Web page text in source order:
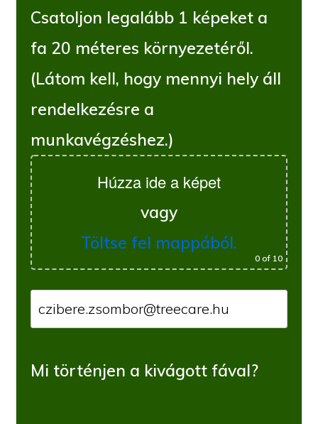
Csatoljon legalább 1 képeket a
fa 20 méteres környezetéről.
(Látom kell, hogy mennyi hely áll
rendelkezésre a
munkavégzéshez.)
Húzza ide a képet
vagy
Töltse fel mappából.
0of 10
Mi történjen a kivágott fával?